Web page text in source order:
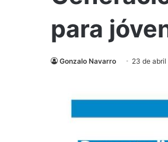
para
Gonzalo Navarro 23 de